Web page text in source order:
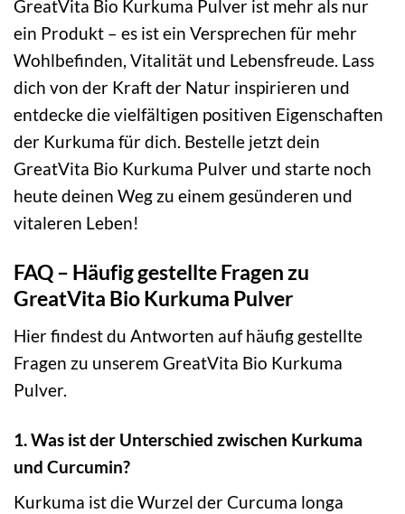
GreatVita Bio Kurkuma Pulver ist mehr als nur
ein Produkt – es ist ein Versprechen für mehr
Wohlbefinden, Vitalität und Lebensfreude. Lass
dich von der Kraft der Natur inspirieren und
entdecke die vielfältigen positiven Eigenschaften
der Kurkuma für dich. Bestelle jetzt dein
GreatVita Bio Kurkuma Pulver und starte noch
heute deinen Weg zu einem gesünderen und
vitaleren Leben!
FAQ – Häufig gestellte Fragen zu
GreatVita Bio Kurkuma Pulver
Hier findest du Antworten auf häufig gestellte
Fragen zu unserem GreatVita Bio Kurkuma
Pulver.
1. Was ist der Unterschied zwischen Kurkuma
und Curcumin?
Kurkuma ist die Wurzel der Curcuma longa